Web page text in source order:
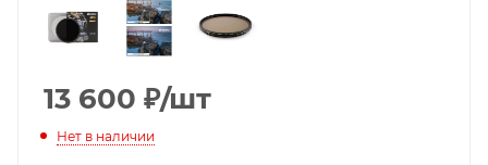
13 600 ₽/шт
Нет в наличии